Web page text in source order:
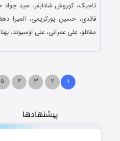
پیشنهادها
تاجیک، کوروش شادابفر، سید
قائدی، حسین پورکریمی، المیرا
مقانلو، علی عمرانی، علی اوسیوند،
۱ ۲ ۳ ۴ ۵